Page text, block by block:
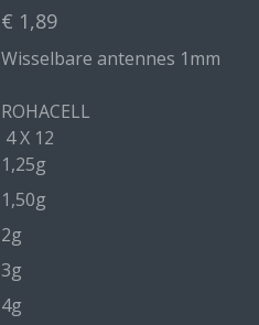
€ 1,89
Wisselbare antennes 1mm
ROHACELL
4 X 12
1,25g
1,50g
2g
3g
4g